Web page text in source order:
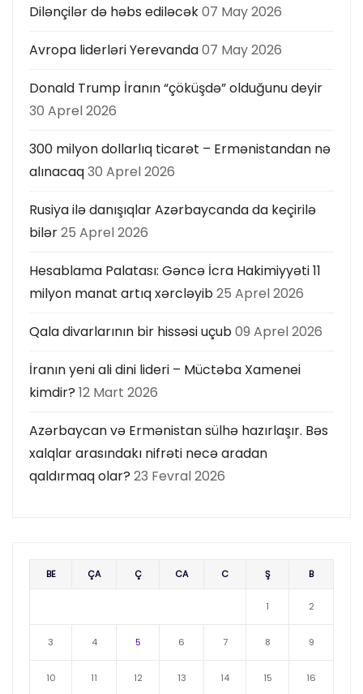
Dilənçilər də həbs ediləcək07 May 2026
Avropa liderləri Yerevanda07 May 2026
Donald Trump İranın “çöküşdə” olduğunu deyir
30 Aprel 2026
300 milyon dollarlıq ticarət – Ermənistandan nə
alınacaq30 Aprel 2026
Rusiya ilə danışıqlar Azərbaycanda da keçirilə
bilər25 Aprel 2026
Hesablama Palatası: Gəncə İcra Hakimiyyəti 11
milyon manat artıq xərcləyib25 Aprel 2026
Qala divarlarının bir hissəsi uçub09 Aprel 2026
İranın yeni ali dini lideri – Müctəba Xamenei
kimdir? 12 Mart 2026
Azərbaycan və Ermənistan sülhə hazırlaşır. Bəs
xalqlar arasındakı nifrəti necə aradan
qaldırmaq olar? 23 Fevral 2026
BE ÇA Ç CA C Ş B
1 2
3 4 5 6 7 8 9
10 11 12 13 14 15 16